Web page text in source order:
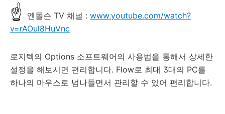
☝ 엔돌슨 TV 채널 : www.youtube.com/watch?
v=rAOul8HuVnc
로지텍의 Options 소프트웨어의 사용법을 통해서 상세한
설정을 해보시면 편리합니다. Flow로 최대 3대의 PC를
하나의 마우스로 넘나들면서 관리할 수 있어 편리합니다.